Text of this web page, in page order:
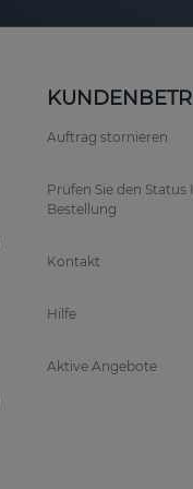
Auftrag stornieren
Prüfen Sie den Status
Bestellung
Kontakt
Hilfe
Aktive Angebote